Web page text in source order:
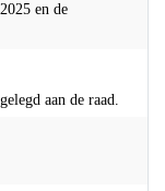
en de
aan de raad.